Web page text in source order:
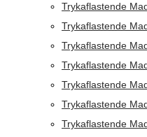
Trykaflastende
Trykaflastende
Trykaflastende
Trykaflastende
Trykaflastende
Trykaflastende
Trykaflastende